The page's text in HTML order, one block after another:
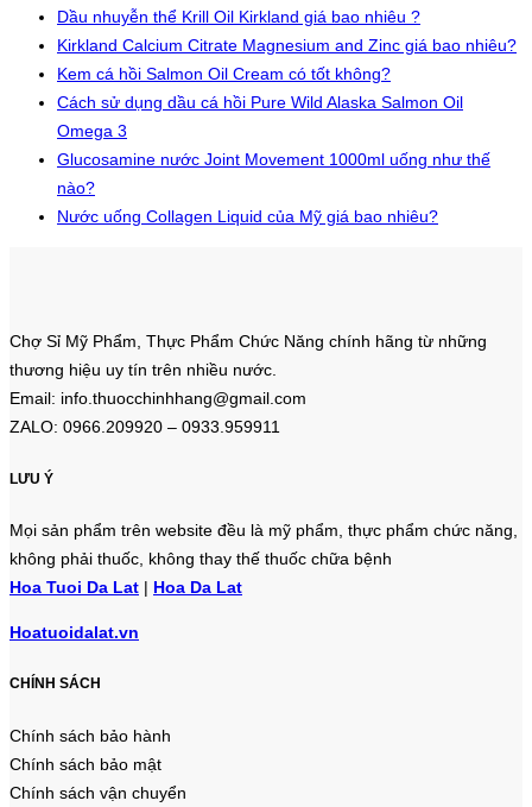
Dầu nhuyễn thể Krill Oil Kirkland giá bao nhiêu ?
Kirkland Calcium Citrate Magnesium and Zinc giá bao nhiêu?
Kem cá hồi Salmon Oil Cream có tốt không?
Cách sử dụng dầu cá hồi Pure Wild Alaska Salmon Oil
Omega 3
Glucosamine nước Joint Movement 1000ml uống như thế
nào?
Nước uống Collagen Liquid của Mỹ giá bao nhiêu?
Chợ Sỉ Mỹ Phẩm, Thực Phẩm Chức Năng chính hãng từ những
thương hiệu uy tín trên nhiều nước.
Email: info.thuocchinhhang@gmail.com
ZALO: 0966.209920 – 0933.959911
LƯU Ý
Mọi sản phẩm trên website đều là mỹ phẩm, thực phẩm chức năng,
không phải thuốc, không thay thế thuốc chữa bệnh
Hoa Tuoi Da Lat | Hoa Da Lat
Hoatuoidalat.vn
CHÍNH SÁCH
Chính sách bảo hành
Chính sách bảo mật
Chính sách vận chuyển